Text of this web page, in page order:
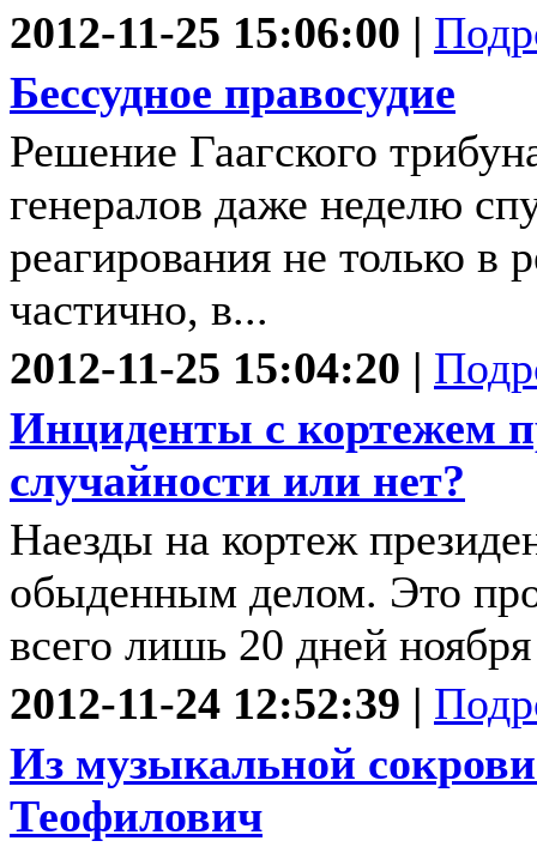
2012-11-25 15:06:00 |
Бессудное правосудие
Решение Гаагского
генералов даже неделю
реагирования не только в
частично, в...
2012-11-25 15:04:20 |
Инциденты с кортежем
случайности или нет?
Наезды на кортеж
обыденным делом. Это
всего лишь 20 дней
2012-11-24 12:52:39 |
Из музыкальной
Теофилович